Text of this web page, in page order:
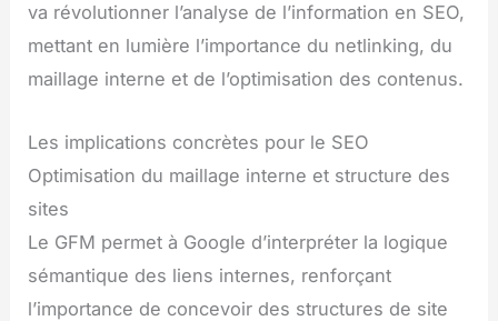
va révolutionner l’analyse de l’information en SEO,
mettant en lumière l’importance du netlinking, du
maillage interne et de l’optimisation des contenus.
Les implications concrètes pour le SEO
Optimisation du maillage interne et structure des
sites
Le GFM permet à Google d’interpréter la logique
sémantique des liens internes, renforçant
l’importance de concevoir des structures de site